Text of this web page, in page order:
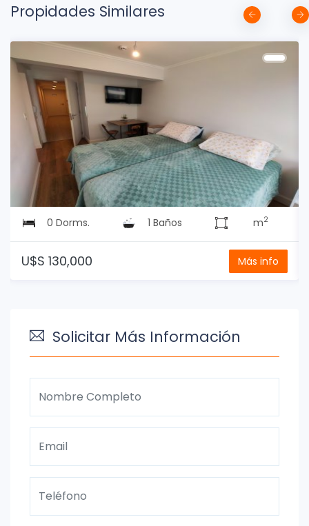
Propidades Similares
0 Dorms. 1 Baños m2
U$S 130,000 Más info
Solicitar Más Información